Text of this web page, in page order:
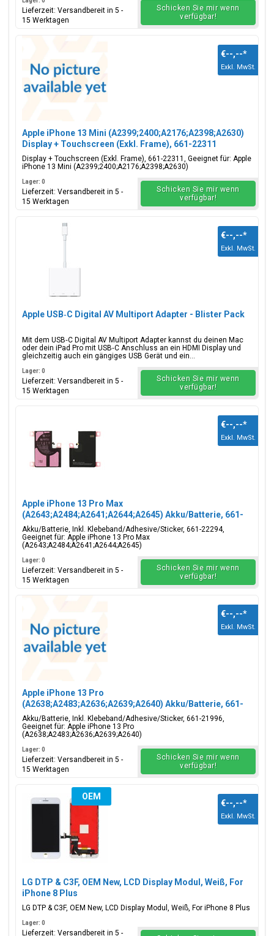
Lieferzeit: Versandbereit in 5 -
15 Werktagen
Schicken Sie mir wenn
verfügbar!
Apple iPhone 13 Mini (A2399;2400;A2176;A2398;A2630)
Display + Touchscreen (Exkl. Frame), 661-22311
Display + Touchscreen (Exkl. Frame), 661-22311, Geeignet für: Apple
iPhone 13 Mini (A2399;2400;A2176;A2398;A2630)
€--,--*
Exkl. MwSt.
Lager: 0
Lieferzeit: Versandbereit in 5 -
15 Werktagen
Schicken Sie mir wenn
verfügbar!
Apple USB‑C Digital AV Multiport Adapter - Blister Pack
Mit dem USB‑C Digital AV Multiport Adapter kannst du deinen Mac
oder dein iPad Pro mit USB‑C Anschluss an ein HDMI Display und
gleichzeitig auch ein gängiges USB Gerät und ein...
€--,--*
Exkl. MwSt.
Lager: 0
Lieferzeit: Versandbereit in 5 -
15 Werktagen
Schicken Sie mir wenn
verfügbar!
Apple iPhone 13 Pro Max
(A2643;A2484;A2641;A2644;A2645) Akku/Batterie, 661-
22294
Akku/Batterie, Inkl. Klebeband/Adhesive/Sticker, 661-22294,
Geeignet für: Apple iPhone 13 Pro Max
(A2643;A2484;A2641;A2644;A2645)
€--,--*
Exkl. MwSt.
Lager: 0
Lieferzeit: Versandbereit in 5 -
15 Werktagen
Schicken Sie mir wenn
verfügbar!
Apple iPhone 13 Pro
(A2638;A2483;A2636;A2639;A2640) Akku/Batterie, 661-
21996
Akku/Batterie, Inkl. Klebeband/Adhesive/Sticker, 661-21996,
Geeignet für: Apple iPhone 13 Pro
(A2638;A2483;A2636;A2639;A2640)
€--,--*
Exkl. MwSt.
Lager: 0
Lieferzeit: Versandbereit in 5 -
15 Werktagen
Schicken Sie mir wenn
verfügbar!
OEM
LG DTP & C3F, OEM New, LCD Display Modul, Weiß, For
iPhone 8 Plus
LG DTP & C3F, OEM New, LCD Display Modul, Weiß, For iPhone 8 Plus
€--,--*
Exkl. MwSt.
Lager: 0
Lieferzeit: Versandbereit in 5 -